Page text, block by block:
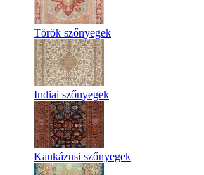
Török szőnyegek
Indiai szőnyegek
Kaukázusi szőnyegek